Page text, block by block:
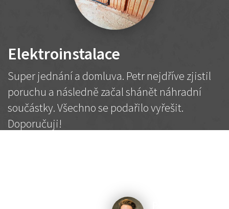
Elektroinstalace
Super jednání a domluva. Petr nejdříve zjistil
poruchu a následně začal shánět náhradní
součástky. Všechno se podařilo vyřešit.
Doporučuji!